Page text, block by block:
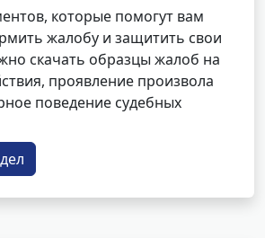
которые помогут вам
жалобу и защитить свои
скачать образцы жалоб на
проявление произвола
поведение судебных